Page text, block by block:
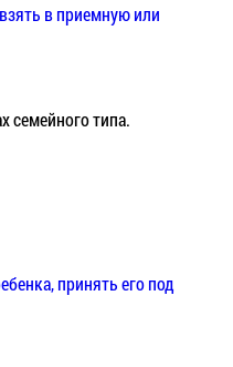
в приемную или
типа.
принять его под